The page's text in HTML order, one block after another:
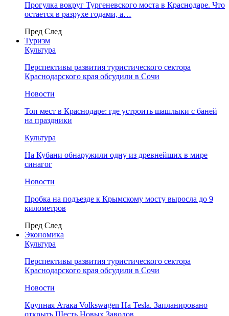
Прогулка вокруг Тургеневского моста в Краснодаре. Что
остается в разрухе годами, а…
Пред След
Туризм
Культура
Перспективы развития туристического сектора
Краснодарского края обсудили в Сочи
Новости
Топ мест в Краснодаре: где устроить шашлыки с баней
на праздники
Культура
На Кубани обнаружили одну из древнейших в мире
синагог
Новости
Пробка на подъезде к Крымскому мосту выросла до 9
километров
Пред След
Экономика
Культура
Перспективы развития туристического сектора
Краснодарского края обсудили в Сочи
Новости
Крупная Атака Volkswagen На Tesla. Запланировано
открыть Шесть Новых Заводов